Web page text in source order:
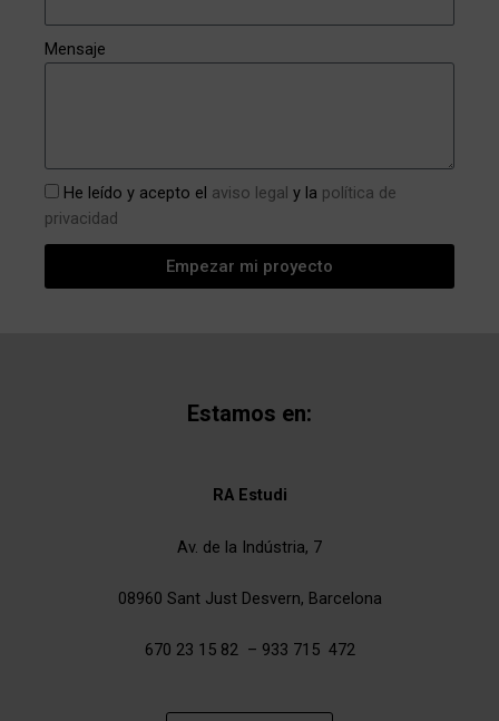
Mensaje
He leído y acepto el aviso legal y la política de
privacidad
Empezar mi proyecto
Estamos en:
RA Estudi
Av. de la Indústria, 7
08960 Sant Just Desvern, Barcelona
670 23 15 82 – 933 715 472